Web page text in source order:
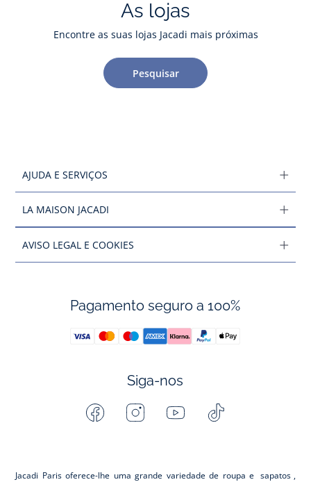
As lojas
Encontre as suas lojas Jacadi mais próximas
Pesquisar
AJUDA E SERVIÇOS
LA MAISON JACADI
AVISO LEGAL E COOKIES
Pagamento seguro a 100%
Siga-nos
FacebookInstagramYoutube
Jacadi Paris oferece-lhe uma grande variedade de roupa e sapatos ,